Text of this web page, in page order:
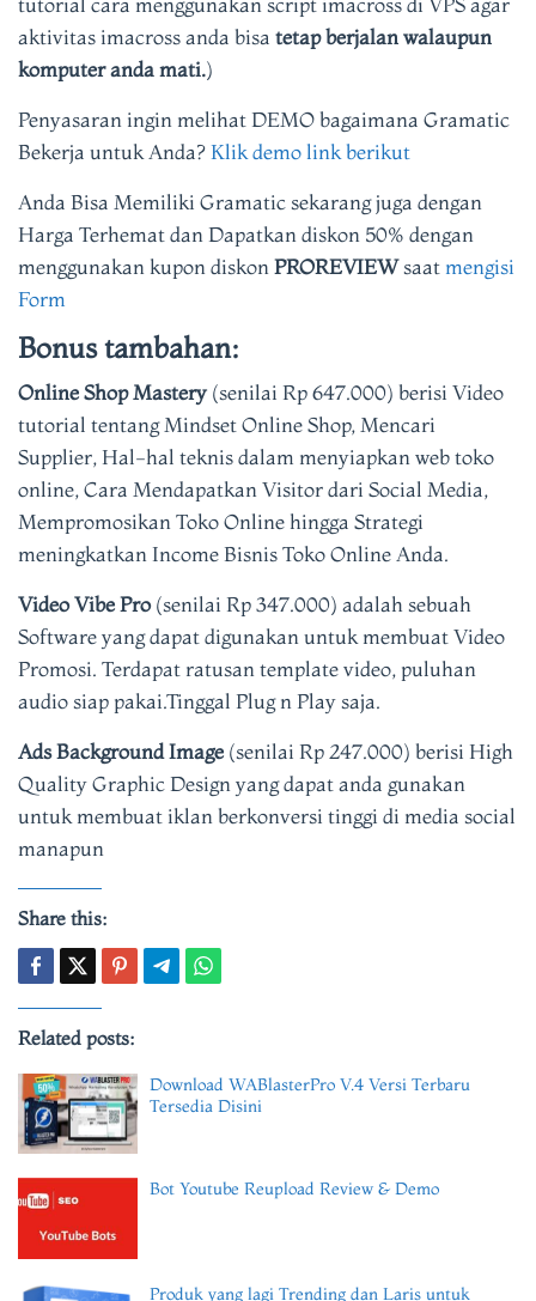
aktivitas imacross anda bisa tetap berjalan walaupun
komputer anda mati.)
Penyasaran ingin melihat DEMO bagaimana Gramatic
Bekerja untuk Anda?Klik demo link berikut
Anda Bisa Memiliki Gramatic sekarang juga dengan
Harga Terhemat dan Dapatkan diskon 50% dengan
menggunakan kupon diskon PROREVIEWsaat mengisi
Form
Bonus tambahan:
Online Shop Mastery (senilai Rp 647.000) berisi Video
tutorial tentang Mindset Online Shop, Mencari
Supplier, Hal-hal teknis dalam menyiapkan web toko
online, Cara Mendapatkan Visitor dari Social Media,
Mempromosikan Toko Online hingga Strategi
meningkatkan Income Bisnis Toko Online Anda.
Video Vibe Pro(senilai Rp 347.000) adalah sebuah
Software yang dapat digunakan untuk membuat Video
Promosi. Terdapat ratusan template video, puluhan
audio siap pakai.Tinggal Plug n Play saja.
Ads Background Image (senilai Rp 247.000) berisi High
Quality Graphic Design yang dapat anda gunakan
untuk membuat iklan berkonversi tinggi di media social
manapun
Share this:
Related posts:
Download WABlasterPro V.4 Versi Terbaru
Tersedia Disini
Bot Youtube Reupload Review & Demo
Produk yang lagi Trending dan Laris untuk